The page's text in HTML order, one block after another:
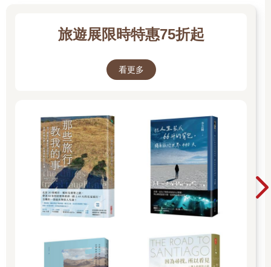
旅遊展限時特惠75折起
看更多